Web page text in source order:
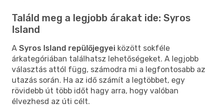
Találd meg a legjobb árakat ide: Syros
Island
A Syros Island repülőjegyei között sokféle
árkategóriában találhatsz lehetőségeket. A legjobb
választás attól függ, számodra mi a legfontosabb az
utazás során. Ha az idő számít a legtöbbet, egy
rövidebb út több időt hagy arra, hogy valóban
élvezhesd az úti célt.